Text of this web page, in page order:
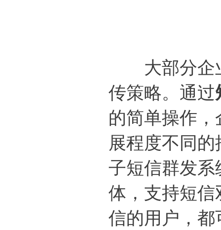
大部分企
传策略。通过
的简单操作
展程度不同
子短信群发
体，支持短
信的用户，